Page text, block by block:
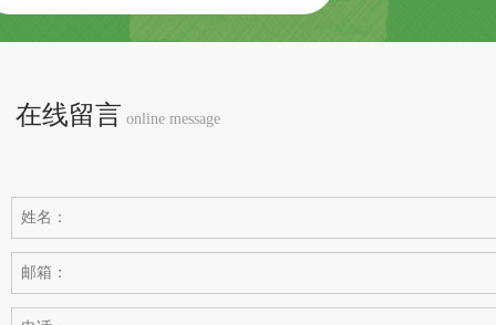
在线留言 online message